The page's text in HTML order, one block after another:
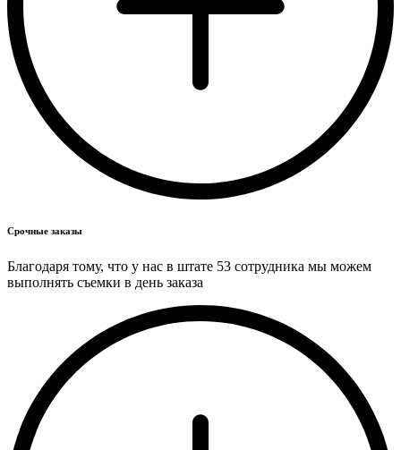
Срочные заказы
Благодаря тому, что у нас в штате 53 сотрудника мы можем
выполнять съемки в день заказа